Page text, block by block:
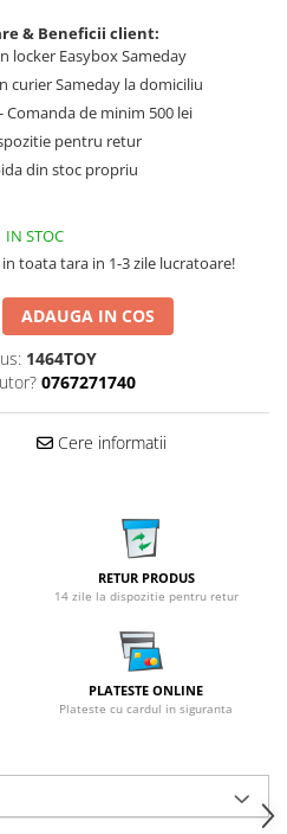
& Beneficii client:
locker Easybox Sameday
curier Sameday la domiciliu
Comanda de minim 500 lei
pentru retur
din stoc propriu
IN STOC
toata tara in 1-3 zile lucratoare!
ADAUGA IN COS
1464TOY
0767271740
Cere informatii
RETUR PRODUS
14 zile la dispozitie pentru retur
PLATESTE ONLINE
Plateste cu cardul in siguranta